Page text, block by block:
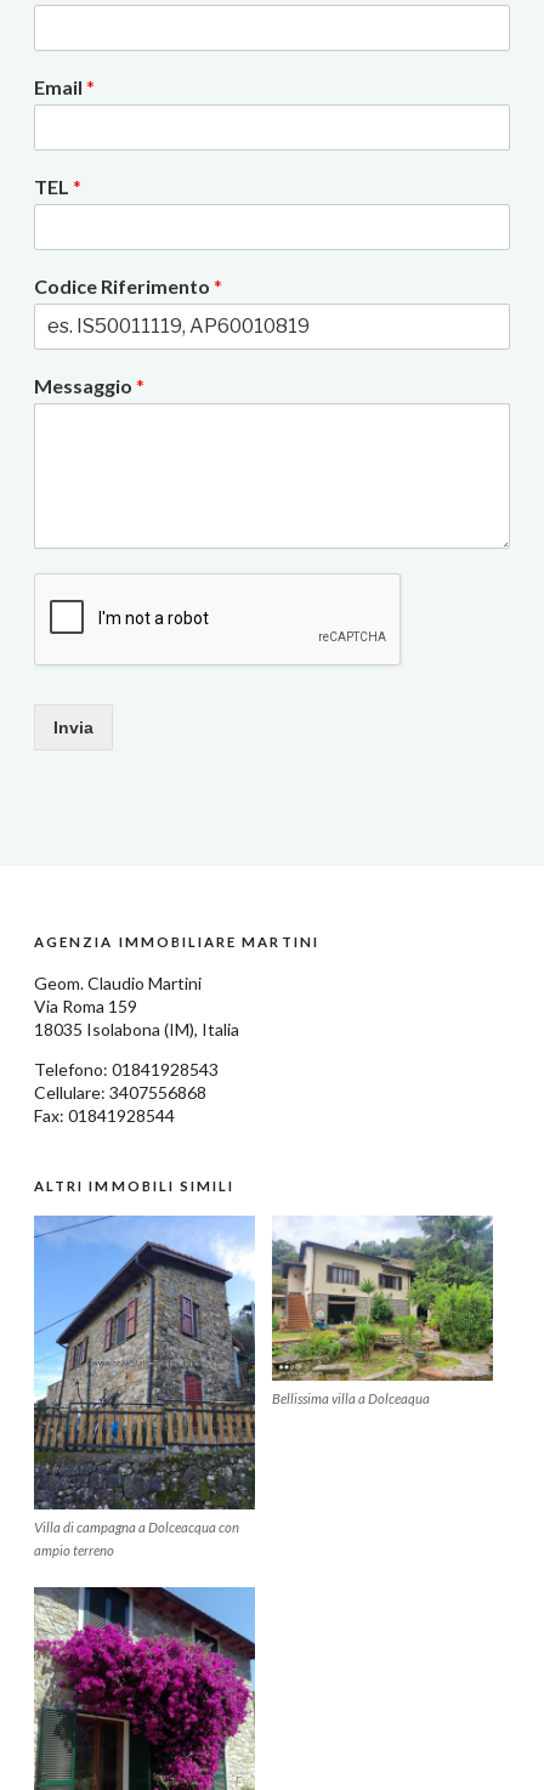
Email *
TEL *
Codice Riferimento *
Messaggio *
Invia
AGENZIA IMMOBILIARE MARTINI
Geom.Claudio Martini
Via Roma 159
18035 Isolabona (IM), Italia
Telefono: 01841928543
Cellulare: 3407556868
Fax: 01841928544
ALTRI IMMOBILI SIMILI
Villa di campagna a Dolceacqua con
ampio terreno
Bellissima villa a Dolceaqua